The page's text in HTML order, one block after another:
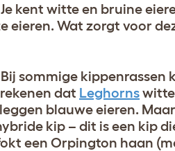
kent witte en bruine
eieren. Wat zorgt voor
sommige kippenrassen
dat Leghornswitte
blauwe eieren.
kip – dit is een kip
een Orpington haan